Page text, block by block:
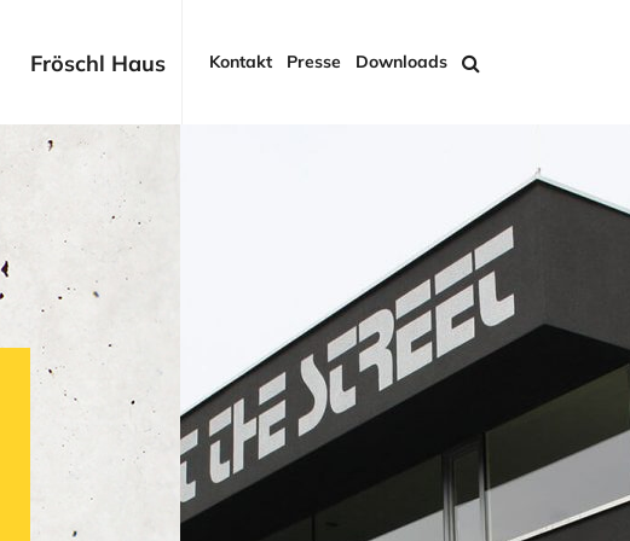
Fröschl Haus Kontakt Presse Downloads